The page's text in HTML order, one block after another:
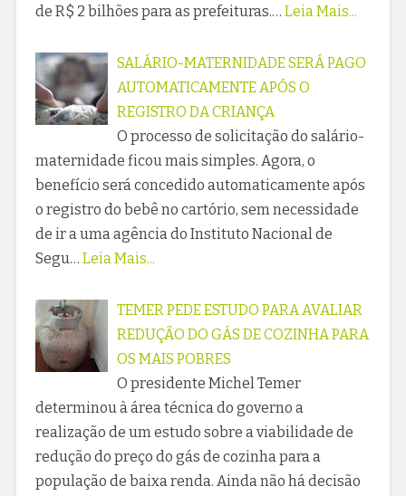
de R$ 2 bilhões para as prefeituras.… Leia Mais...
SALÁRIO-MATERNIDADE SERÁ PAGO
AUTOMATICAMENTE APÓS O
REGISTRO DA CRIANÇA
O processo de solicitação do salário-
maternidade ficou mais simples. Agora, o
benefício será concedido automaticamente após
o registro do bebê no cartório, sem necessidade
de ir a uma agência do Instituto Nacional de
Segu… Leia Mais...
TEMER PEDE ESTUDO PARA AVALIAR
REDUÇÃO DO GÁS DE COZINHA PARA
OS MAIS POBRES
O presidente Michel Temer
determinou à área técnica do governo a
realização de um estudo sobre a viabilidade de
redução do preço do gás de cozinha para a
população de baixa renda. Ainda não há decisão